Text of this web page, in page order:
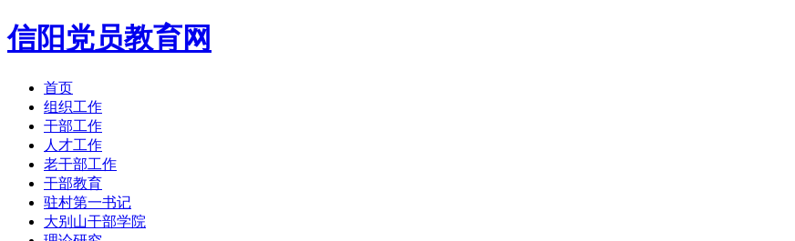
信阳党员教育网
首页
组织工作
干部工作
人才工作
老干部工作
干部教育
驻村第一书记
大别山干部学院